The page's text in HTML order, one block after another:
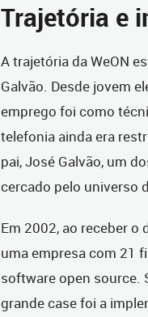
Trajetória e
A trajetória da WeON
Galvão. Desde jovem
emprego foi como
telefonia ainda era
pai, José Galvão, um
cercado pelo universo
Em 2002, ao receber
uma empresa com 21
software open source.
grande case foi a